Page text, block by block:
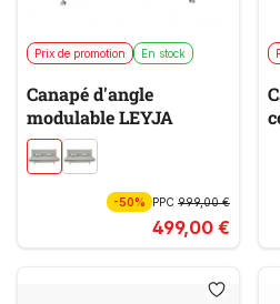
Prix de promotion En stock
Canapé d'angle
modulable LEYJA
-50% PPC 999,00 €
499,00 €